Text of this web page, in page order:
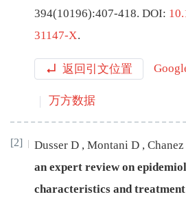
394(10196):407-418. DOI:
31147-X.
返回引文位置
万方数据
[2] Dusser D , Montani D , Chanez
an expert review on
characteristics and